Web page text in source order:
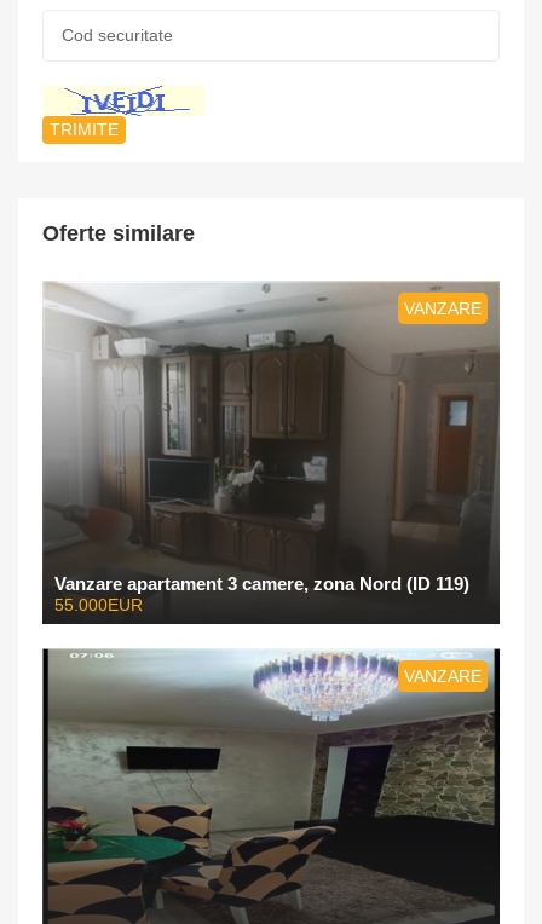
securitate:
Oferte similare
VANZARE
Vanzare apartament 3 camere, zona Nord (ID 119)
55.000EUR
VANZARE